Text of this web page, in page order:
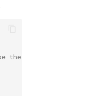
jest-dom matchers